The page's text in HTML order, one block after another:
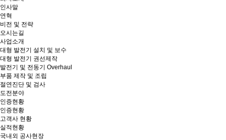
인사말
연혁
비전 및 전략
오시는길
사업소개
대형 발전기 설치 및 보수
대형 발전기 권선제작
발전기 및 전동기 Overhaul
부품 제작 및 조립
절연진단 및 검사
도전분야
인증현황
인증현황
고객사 현황
실적현황
국내외 공사현장